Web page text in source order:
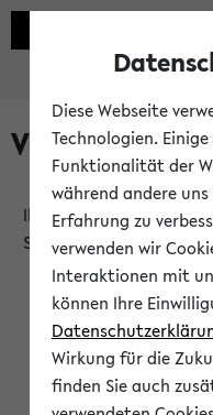
Verlauf
Ihr Verlauf ist leer. Er
Sitzung füllen.
Diese Webseite
Technologien.
Funktionalität der
während andere
Erfahrung zu
verwenden wir
Interaktionen mit
können Ihre
Wirkung für die
finden Sie auch